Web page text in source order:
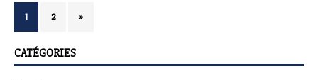
1 2 »
CATÉGORIES